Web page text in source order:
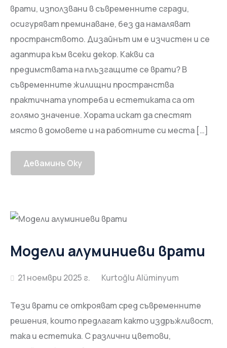
врати, използвани в съвременните сгради,
осигуряват преминаване, без да намаляват
пространството. Дизайнът им е изчистен и се
адаптира към всеки декор. Какви са
предимствата на плъзгащите се врати? В
съвременните жилищни пространства
практичната употреба и естетиката са от
голямо значение. Хората искат да спестят
място в домовете и на работните си места […]
Деваминъ Оку
Модели алуминиеви врати
21 ноември 2025 г.
Тези врати се открояват сред съвременните
решения, които предлагат както издръжливост,
така и естетика. С различни цветови,